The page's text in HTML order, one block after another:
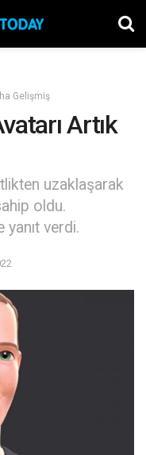
Gelişmiş
Artık
uzaklaşarak
oldu.
verdi.